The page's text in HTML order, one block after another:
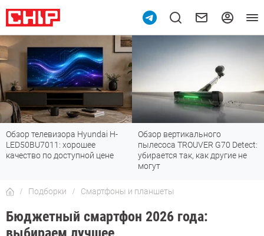
Обзор телевизора Hyundai H-
LED50BU7011: хорошее
качество по доступной цене
Обзор вертикального
пылесоса TROUVER G70 Detect:
убирается так, как другие не
могут
Подборки Смартфоны и планшеты
Бюджетный смартфон 2026 года: